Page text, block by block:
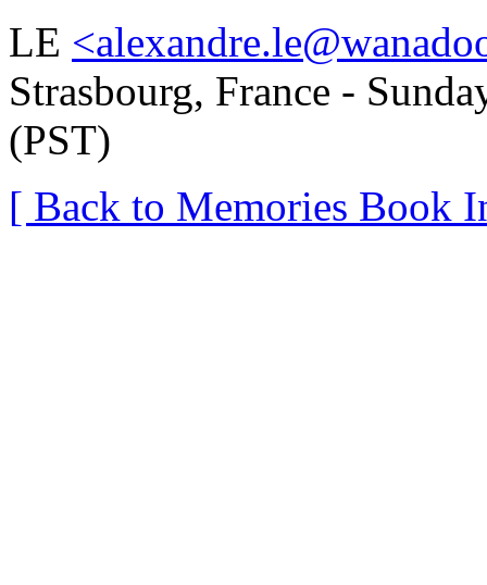
LE
Strasbourg, France -
(PST)
[ Back to Memories Book